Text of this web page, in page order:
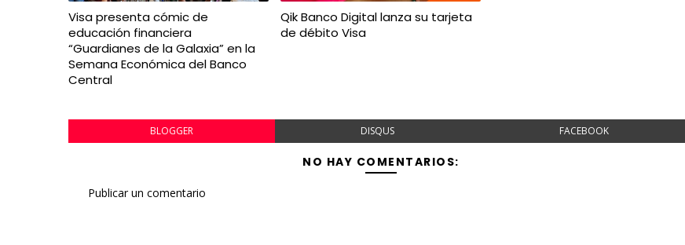
Visa presenta cómic de
educación financiera
“Guardianes de la Galaxia” en la
Semana Económica del Banco
Central
Qik Banco Digital lanza su tarjeta
de débito Visa
BLOGGER DISQUS FACEBOOK
NO HAY COMENTARIOS:
Publicar un comentario